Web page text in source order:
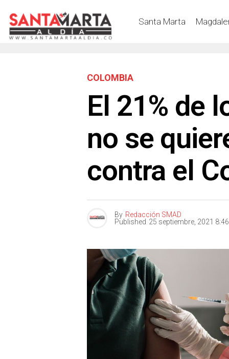
Santa Marta
COLOMBIA
El 21% de
no se
contra el
By Redacción SMAD
Published 25 septiembre, 2021